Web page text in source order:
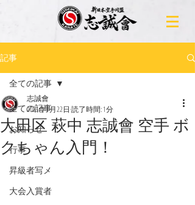
記事
全ての記事
お知らせ
行事
昇級者写メ
大会入賞者
全ての記事
大田区 萩中 志誠會 空手 ボ
クちゃん入門！
志誠會
2021年1月22日 読了時間: 1分